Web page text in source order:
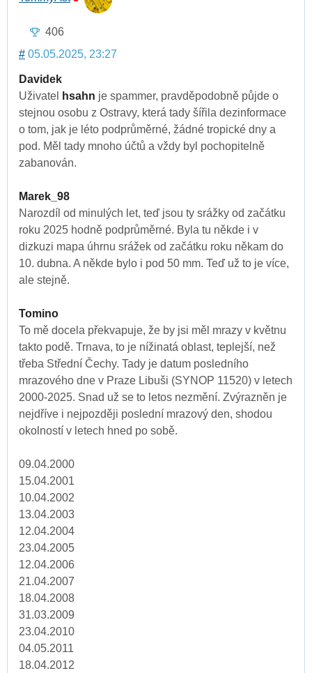
406
# 05.05.2025, 23:27
Davidek
Uživatel
hsahn je spammer, pravděpodobně půjde o
stejnou osobu z Ostravy, která tady šířila dezinformace
o tom, jak je léto podprůměrné, žádné tropické dny a
pod. Měl tady mnoho účtů a vždy byl pochopitelně
zabanován.
Marek_98
Narozdíl od minulých let, teď jsou ty srážky od začátku
roku 2025 hodně podprůměrné. Byla tu někde i v
dizkuzi mapa úhrnu srážek od začátku roku někam do
10. dubna. A někde bylo i pod 50 mm. Teď už to je více,
ale stejně.
Tomino
To mě docela překvapuje, že by jsi měl mrazy v květnu
takto podě. Trnava, to je nížinatá oblast, teplejší, než
třeba Střední Čechy. Tady je datum posledního
mrazového dne v Praze Libuši (SYNOP 11520) v letech
2000-2025. Snad už se to letos nezmění. Zvýrazněn je
nejdříve i nejpozději poslední mrazový den, shodou
okolností v letech hned po sobě.
09.04.2000
15.04.2001
10.04.2002
13.04.2003
12.04.2004
23.04.2005
12.04.2006
21.04.2007
18.04.2008
31.03.2009
23.04.2010
04.05.2011
18.04.2012